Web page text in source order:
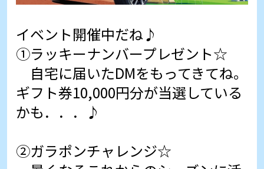
イベント開催中だね♪
①ラッキーナンバープレゼント☆
自宅に届いたDMをもってきてね。
ギフト券10,000円分が当選している
かも．．．♪
②ガラポンチャレンジ☆